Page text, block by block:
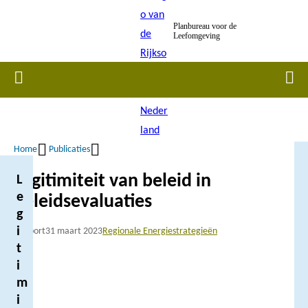
inhoud
Planbureau voor de
Leefomgeving
Home
Kruimelpad
Home Publicaties
Legitimiteit van beleid in
beleidsevaluaties
Rapport31 maart 2023Regionale Energiestrategieën
L
e
g
i
t
i
m
i